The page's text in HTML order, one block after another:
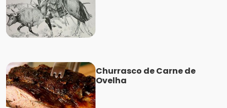
Churrasco de Carne de
Ovelha